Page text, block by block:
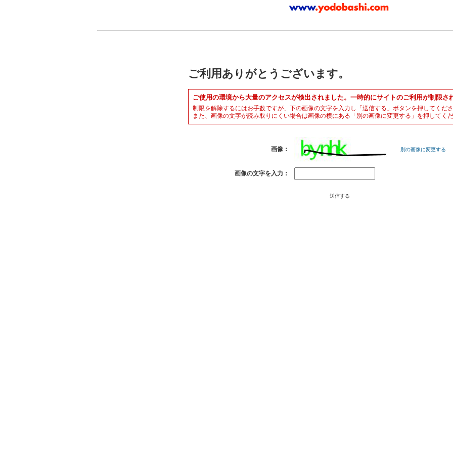
ご利用ありがとうございます。
ご使用の環境から大量のアクセスが検出されました。一時的にサイトのご利用が制限さ
制限を解除するにはお手数ですが、下の画像の文字を入力し「送信する」ボタンを押してくださ
また、画像の文字が読み取りにくい場合は画像の横にある「別の画像に変更する」を押してくだ
画像： 別の画像に変更する
画像の文字を入力：
送信する